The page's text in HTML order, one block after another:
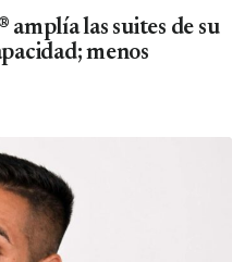
amplía las suites de su
menos